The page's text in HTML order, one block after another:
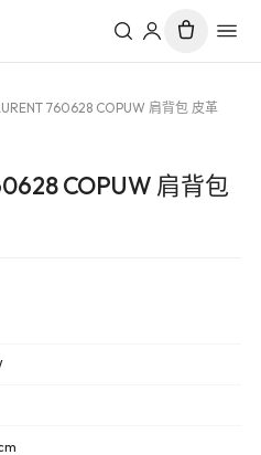
760628 COPUW 肩背包 皮革
COPUW 肩背包